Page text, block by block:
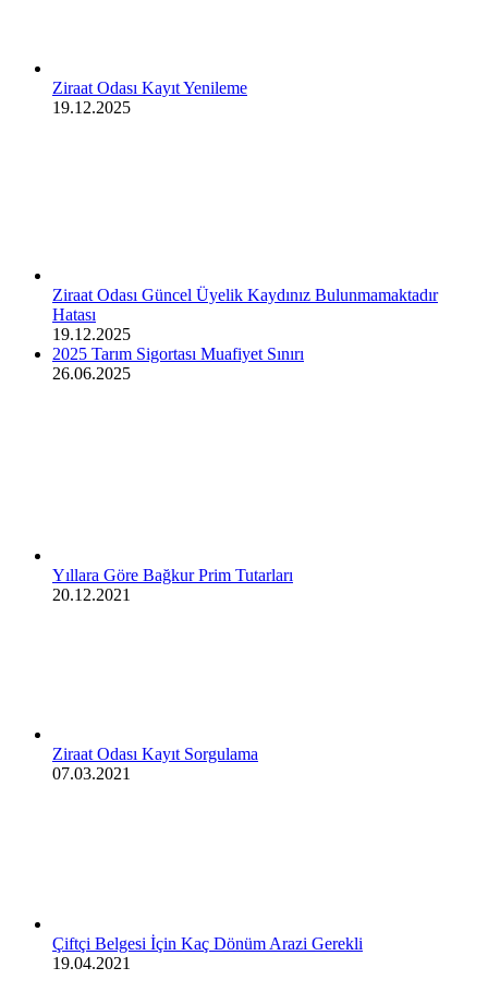
Ziraat Odası Kayıt Yenileme
19.12.2025
Ziraat Odası Güncel Üyelik Kaydınız Bulunmamaktadır
Hatası
19.12.2025
2025 Tarım Sigortası Muafiyet Sınırı
26.06.2025
Yıllara Göre Bağkur Prim Tutarları
20.12.2021
Ziraat Odası Kayıt Sorgulama
07.03.2021
Çiftçi Belgesi İçin Kaç Dönüm Arazi Gerekli
19.04.2021